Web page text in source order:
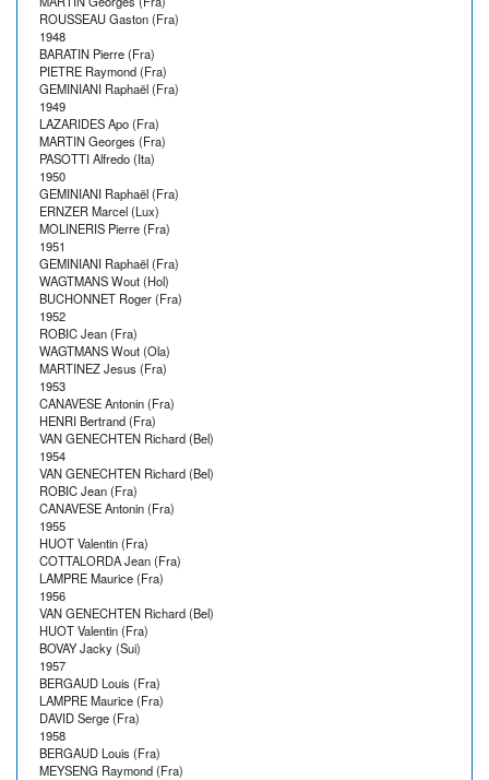
ROUSSEAU Gaston (Fra)
1948
BARATIN Pierre (Fra)
PIETRE Raymond (Fra)
GEMINIANI Raphaël (Fra)
1949
LAZARIDES Apo (Fra)
MARTIN Georges (Fra)
PASOTTI Alfredo (Ita)
1950
GEMINIANI Raphaël (Fra)
ERNZER Marcel (Lux)
MOLINERIS Pierre (Fra)
1951
GEMINIANI Raphaël (Fra)
WAGTMANS Wout (Hol)
BUCHONNET Roger (Fra)
1952
ROBIC Jean (Fra)
WAGTMANS Wout (Ola)
MARTINEZ Jesus (Fra)
1953
CANAVESE Antonin (Fra)
HENRI Bertrand (Fra)
VAN GENECHTEN Richard (Bel)
1954
VAN GENECHTEN Richard (Bel)
ROBIC Jean (Fra)
CANAVESE Antonin (Fra)
1955
HUOT Valentin (Fra)
COTTALORDA Jean (Fra)
LAMPRE Maurice (Fra)
1956
VAN GENECHTEN Richard (Bel)
HUOT Valentin (Fra)
BOVAY Jacky (Sui)
1957
BERGAUD Louis (Fra)
LAMPRE Maurice (Fra)
DAVID Serge (Fra)
1958
BERGAUD Louis (Fra)
MEYSENG Raymond (Fra)